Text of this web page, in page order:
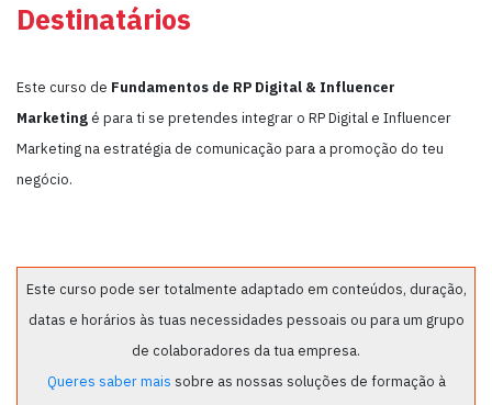
Destinatários
Este curso de Fundamentos de RP Digital & Influencer
Marketing é para ti se pretendes integrar o RP Digital e Influencer
Marketing na estratégia de comunicação para a promoção do teu
negócio.
Este curso pode ser totalmente adaptado em conteúdos, duração,
datas e horários às tuas necessidades pessoais ou para um grupo
de colaboradores da tua empresa.
Queres saber mais sobre as nossas soluções de formação à